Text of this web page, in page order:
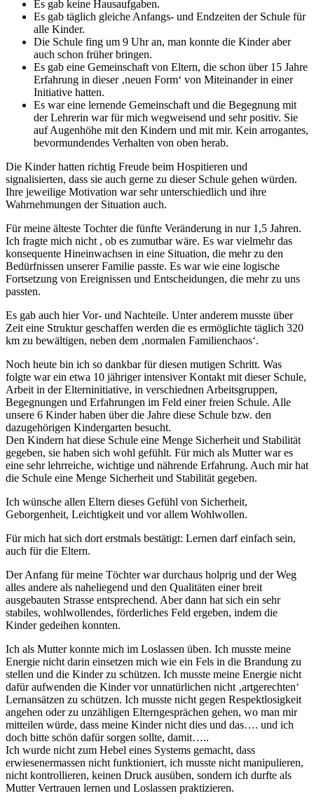
Es gab keine Hausaufgaben.
Es gab täglich gleiche Anfangs- und Endzeiten der Schule für
alle Kinder.
Die Schule fing um 9 Uhr an, man konnte die Kinder aber
auch schon früher bringen.
Es gab eine Gemeinschaft von Eltern, die schon über 15 Jahre
Erfahrung in dieser ‚neuen Form‘ von Miteinander in einer
Initiative hatten.
Es war eine lernende Gemeinschaft und die Begegnung mit
der Lehrerin war für mich wegweisend und sehr positiv. Sie
auf Augenhöhe mit den Kindern und mit mir. Kein arrogantes,
bevormundendes Verhalten von oben herab.
Die Kinder hatten richtig Freude beim Hospitieren und
signalisierten, dass sie auch gerne zu dieser Schule gehen würden.
Ihre jeweilige Motivation war sehr unterschiedlich und ihre
Wahrnehmungen der Situation auch.
Für meine älteste Tochter die fünfte Veränderung in nur 1,5 Jahren.
Ich fragte mich nicht , ob es zumutbar wäre. Es war vielmehr das
konsequente Hineinwachsen in eine Situation, die mehr zu den
Bedürfnissen unserer Familie passte. Es war wie eine logische
Fortsetzung von Ereignissen und Entscheidungen, die mehr zu uns
passten.
Es gab auch hier Vor- und Nachteile. Unter anderem musste über
Zeit eine Struktur geschaffen werden die es ermöglichte täglich 320
km zu bewältigen, neben dem ‚normalen Familienchaos‘.
Noch heute bin ich so dankbar für diesen mutigen Schritt. Was
folgte war ein etwa 10 jähriger intensiver Kontakt mit dieser Schule,
Arbeit in der Elterninitiative, in verschiednen Arbeitsgruppen,
Begegnungen und Erfahrungen im Feld einer freien Schule. Alle
unsere 6 Kinder haben über die Jahre diese Schule bzw. den
dazugehörigen Kindergarten besucht.
Den Kindern hat diese Schule eine Menge Sicherheit und Stabilität
gegeben, sie haben sich wohl gefühlt. Für mich als Mutter war es
eine sehr lehrreiche, wichtige und nährende Erfahrung. Auch mir hat
die Schule eine Menge Sicherheit und Stabilität gegeben.
Ich wünsche allen Eltern dieses Gefühl von Sicherheit,
Geborgenheit, Leichtigkeit und vor allem Wohlwollen.
Für mich hat sich dort erstmals bestätigt: Lernen darf einfach sein,
auch für die Eltern.
Der Anfang für meine Töchter war durchaus holprig und der Weg
alles andere als naheliegend und den Qualitäten einer breit
ausgebauten Strasse entsprechend. Aber dann hat sich ein sehr
stabiles, wohlwollendes, förderliches Feld ergeben, indem die
Kinder gedeihen konnten.
Ich als Mutter konnte mich im Loslassen üben. Ich musste meine
Energie nicht darin einsetzen mich wie ein Fels in die Brandung zu
stellen und die Kinder zu schützen. Ich musste meine Energie nicht
dafür aufwenden die Kinder vor unnatürlichen nicht ‚artgerechten‘
Lernansätzen zu schützen. Ich musste nicht gegen Respektlosigkeit
angehen oder zu unzähligen Elterngesprächen gehen, wo man mir
mitteilen würde, dass meine Kinder nicht dies und das…. und ich
doch bitte schön dafür sorgen sollte, damit…..
Ich wurde nicht zum Hebel eines Systems gemacht, dass
erwiesenermassen nicht funktioniert, ich musste nicht manipulieren,
nicht kontrollieren, keinen Druck ausüben, sondern ich durfte als
Mutter Vertrauen lernen und Loslassen praktizieren.